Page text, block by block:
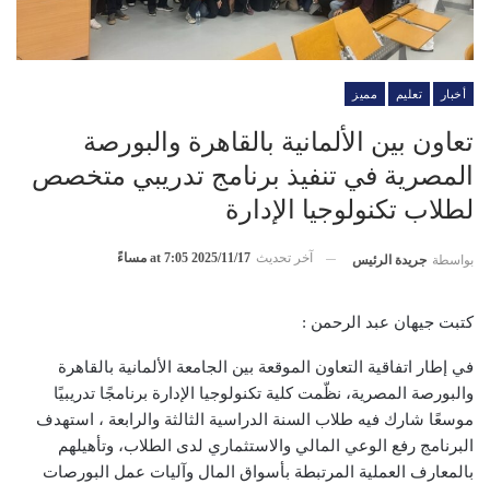
أخبار تعليم مميز
تعاون بين الألمانية بالقاهرة والبورصة
المصرية في تنفيذ برنامج تدريبي متخصص
لطلاب تكنولوجيا الإدارة
بواسطة جريدة الرئيس آخر تحديث 2025/11/17 at 7:05 مساءً
كتبت جيهان عبد الرحمن :
في إطار اتفاقية التعاون الموقعة بين الجامعة الألمانية بالقاهرة
والبورصة المصرية، نظّمت كلية تكنولوجيا الإدارة برنامجًا تدريبيًا
موسعًا شارك فيه طلاب السنة الدراسية الثالثة والرابعة ، استهدف
البرنامج رفع الوعي المالي والاستثماري لدى الطلاب، وتأهيلهم
بالمعارف العملية المرتبطة بأسواق المال وآليات عمل البورصات